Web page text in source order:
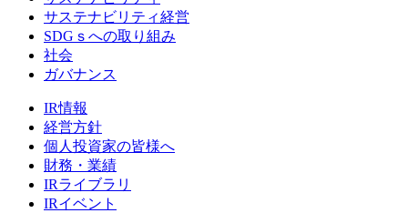
サステナビリティ経営
SDGｓへの取り組み
社会
ガバナンス
IR情報
経営方針
個人投資家の皆様へ
財務・業績
IRライブラリ
IRイベント